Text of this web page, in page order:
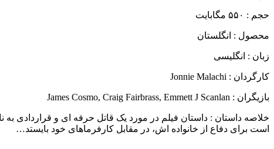
حجم : ۵۵۰ مگابایت
محصول : انگلستان
زبان : انگلیسی
کارگردان : Jonnie Malachi
بازيگران : James Cosmo, Craig Fairbrass, Emmett J Scanlan
است برای دفاع از خانواده اش، در مقابل کارفرماهای خود بایستد…